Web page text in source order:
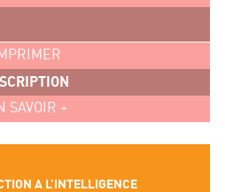
IMPRIMER
SAVOIR +
A L’INTELLIGENCE